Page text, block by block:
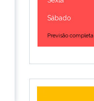
Sábado
Previsão completa